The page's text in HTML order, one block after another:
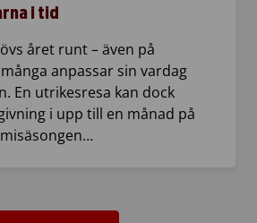
i tid
året runt – även på
anpassar sin vardag
En utrikesresa kan dock
i upp till en månad på